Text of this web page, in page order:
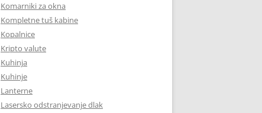
Komarniki za okna
Kompletne tuš kabine
Kopalnice
Kripto valute
Kuhinja
Kuhinje
Lanterne
Lasersko odstranjevanje dlak